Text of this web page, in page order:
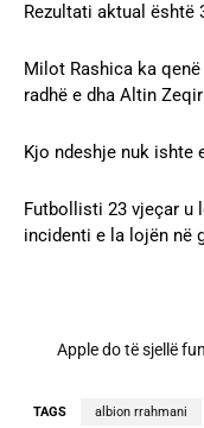
Rezultati aktual është
Milot Rashica ka
radhë e dha Altin
Kjo ndeshje nuk ishte
Futbollisti 23 vjeçar u
incidenti e la lojën në
Apple do të sjellë
Cristiano Ronaldo
TAGS albion rrahmani